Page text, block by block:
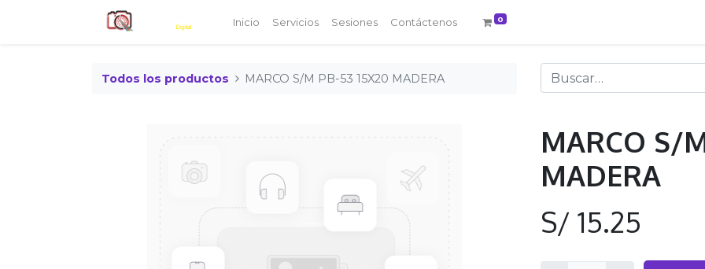
Inicio Servicios Sesiones Contáctenos 0
Todos los productos MARCO S/M PB-53 15X20 MADERA
MARCO S/
MADERA
S/ 15.25